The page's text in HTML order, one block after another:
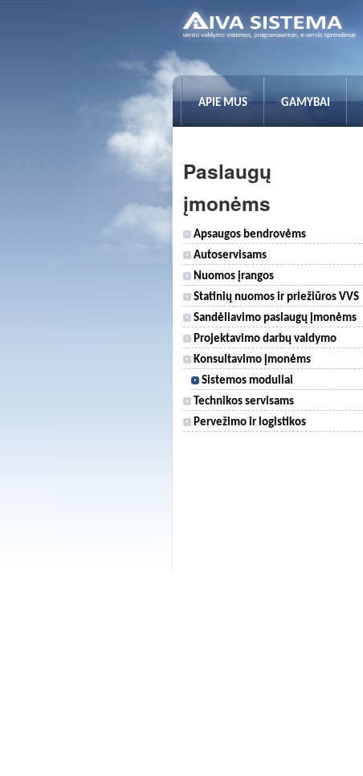
APIE MUS GAMYBAI
Paslaugų
įmonėms
Apsaugos bendrovėms
Autoservisams
Nuomos įrangos
Statinių nuomos ir priežiūros VVS
Sandėliavimo paslaugų įmonėms
Projektavimo darbų valdymo
Konsultavimo įmonėms
Sistemos moduliai
Technikos servisams
Pervežimo ir logistikos